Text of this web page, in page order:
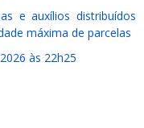
e auxílios distribuídos
máxima de parcelas
às 22h25